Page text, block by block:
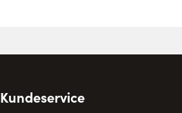
Kundeservice